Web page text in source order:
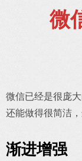
微
微信已经是很庞
还能做得很简洁
渐进增强